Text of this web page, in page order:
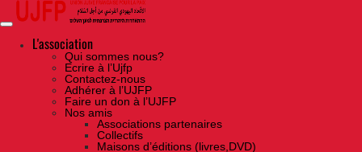
Skip
the
contentL'association
Qui sommes nous?
Ecrire à l’Ujfp
Contactez-nous
Adhérer à l’UJFP
Faire un don à l’UJFP
Nos amis
Associations partenaires
Collectifs
Maisons d’éditions (livres,DVD)